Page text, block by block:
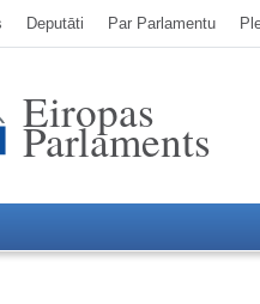
Deputāti Par Parlamentu
Eiropas
Parlaments